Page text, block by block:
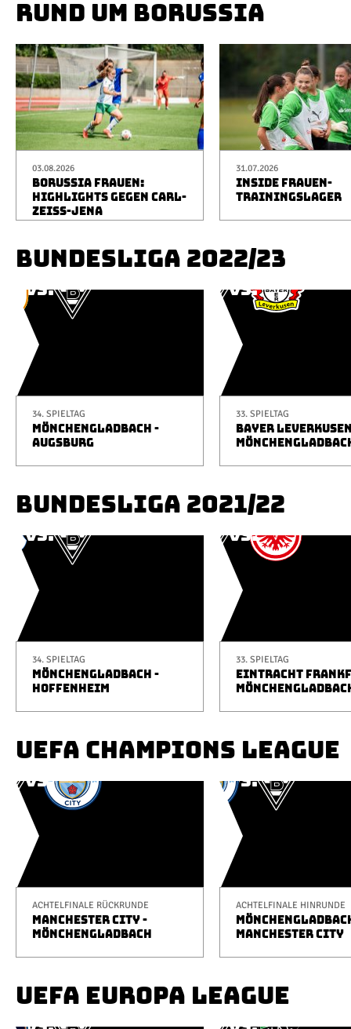
RUND UM BORUSSIA
03.08.2026
BORUSSIA FRAUEN:
HIGHLIGHTS GEGEN CARL-
ZEISS-JENA
31.07.2026
INSIDE FRAUEN-
TRAININGSLAGER
BUNDESLIGA 2022/23
34. SPIELTAG
MÖNCHENGLADBACH -
AUGSBURG
33. SPIELTAG
BAYER
BUNDESLIGA 2021/22
34. SPIELTAG
MÖNCHENGLADBACH -
HOFFENHEIM
33. SPIELTAG
EINTRACHT
UEFA CHAMPIONS LEAGUE
ACHTELFINALE RÜCKRUNDE
MANCHESTER CITY -
MÖNCHENGLADBACH
ACHTELFINALE HINRUNDE
MANCHESTER CITY
UEFA EUROPA LEAGUE